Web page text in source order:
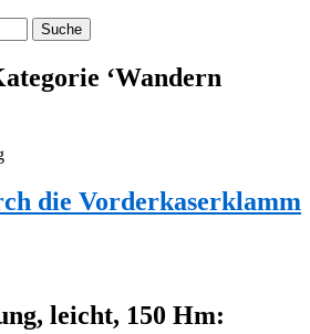
‘Wandern
die Vorderkaserklamm
leicht, 150 Hm: